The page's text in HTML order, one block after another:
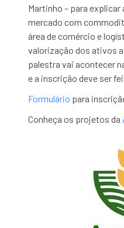
Martinho – para
mercado com
área de comércio e
valorização dos ativos
palestra vai acontecer
e a inscrição deve ser
Formulário para
Conheça os projetos da